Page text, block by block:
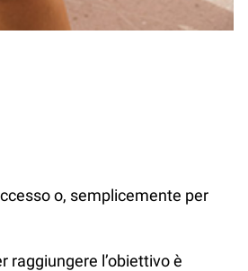
o, semplicemente per
raggiungere l’obiettivo è